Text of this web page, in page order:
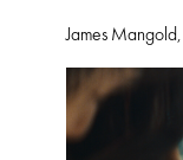
James Mangold,